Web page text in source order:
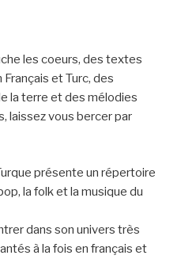
les coeurs, des textes
et Turc, des
la terre et des mélodies
laissez vous bercer par
présente un répertoire
la folk et la musique du
dans son univers très
à la fois en français et